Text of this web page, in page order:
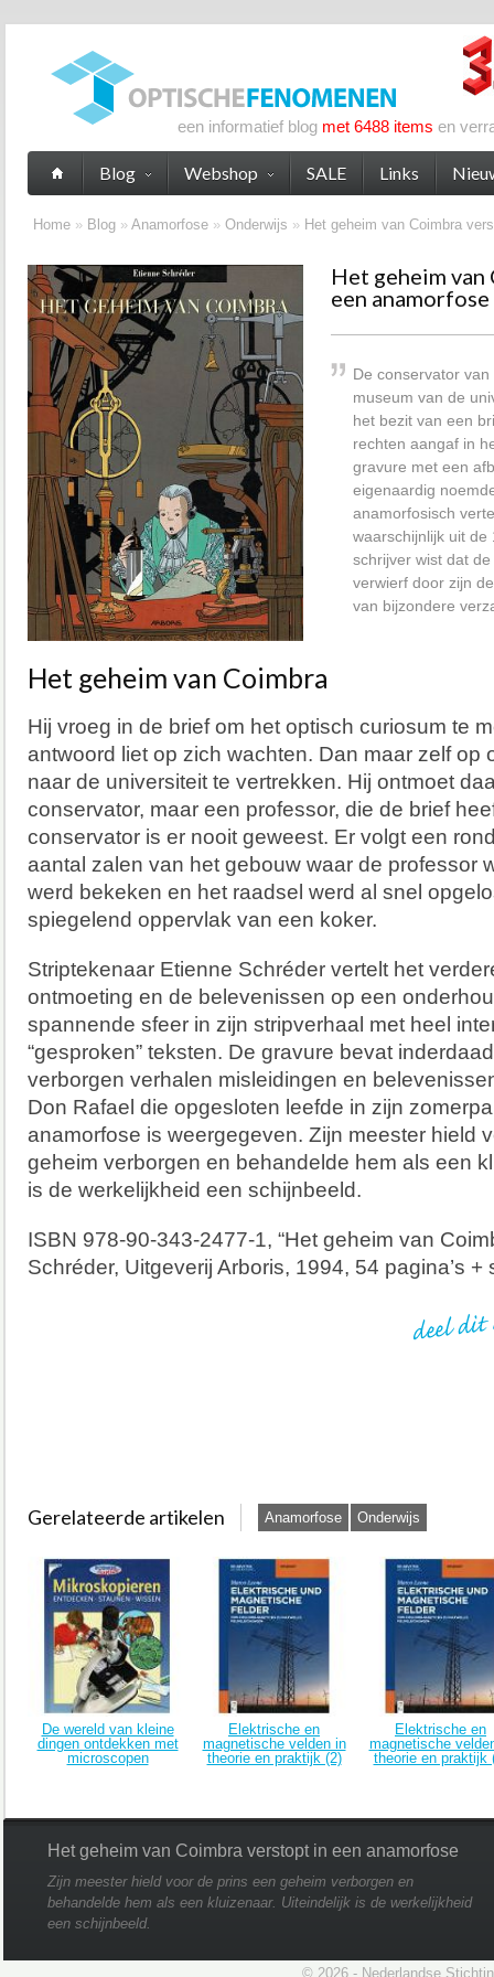
een informatief blog met 6488 items en
Home » Blog » Anamorfose‎ » Onderwijs » Het geheim van Coimbra
Het geheim
een anamorfose
De conservator
museum van de
het bezit van een
rechten aangaf in
gravure met een
eigenaardig
anamorfosisch
waarschijnlijk uit de
schrijver wist dat
verwierf door zijn
van bijzondere
Het geheim van Coimbra
Hij vroeg in de brief om het optisch curiosum te
antwoord liet op zich wachten. Dan maar zelf op
naar de universiteit te vertrekken. Hij ontmoet
conservator, maar een professor, die de brief
conservator is er nooit geweest. Er volgt een
aantal zalen van het gebouw waar de professor
werd bekeken en het raadsel werd al snel
spiegelend oppervlak van een koker.
Striptekenaar Etienne Schréder vertelt het
ontmoeting en de belevenissen op een
spannende sfeer in zijn stripverhaal met heel
“gesproken” teksten. De gravure bevat
verborgen verhalen misleidingen en
Don Rafael die opgesloten leefde in zijn
anamorfose is weergegeven. Zijn meester hield
geheim verborgen en behandelde hem als een
is de werkelijkheid een schijnbeeld.
ISBN 978-90-343-2477-1, “Het geheim van
Schréder, Uitgeverij Arboris, 1994, 54 pagina’s +
Gerelateerde artikelen Anamorfose‎ Onderwijs
De wereld van kleine
dingen ontdekken met
microscopen
Elektrische en
magnetische velden in
theorie en praktijk (2)
Elektrische en
magnetische
theorie en praktijk
Blog Webshop SALE Links
Het geheim van Coimbra verstopt in een anamorfose
Zijn meester hield voor de prins een geheim verborgen en
behandelde hem als een kluizenaar. Uiteindelijk is de werkelijkheid
een schijnbeeld.
© 2026 - Nederlandse